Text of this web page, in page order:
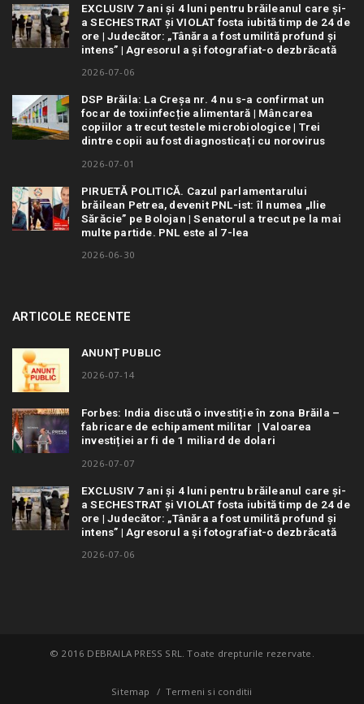
EXCLUSIV 7 ani și 4 luni pentru brăileanul care și-
a SECHESTRAT și VIOLAT fosta iubită timp de 24 de
ore | Judecător: „Tânăra a fost umilită profund și
intens” | Agresorul a și fotografiat-o dezbrăcată
2026-07-06
DSP Brăila: La Creșa nr. 4 nu s-a confirmat un
focar de toxiinfecție alimentară | Mâncarea
copiilor a trecut testele microbiologice | Trei
dintre copii au fost diagnosticați cu norovirus
2026-07-01
PIRUETĂ POLITICĂ. Cazul parlamentarului
brăilean Petrea, devenit PNL-ist: îl numea „Ilie
Sărăcie” pe Bolojan | Senatorul a trecut pe la mai
multe partide. PNL este al 7-lea
2026-06-30
ARTICOLE RECENTE
ANUNȚ PUBLIC
2026-07-14
Forbes: India discută o investiție în zona Brăila –
fabricare de echipament militar | Valoarea
investiției ar fi de 1 miliard de dolari
2026-07-07
EXCLUSIV 7 ani și 4 luni pentru brăileanul care și-
a SECHESTRAT și VIOLAT fosta iubită timp de 24 de
ore | Judecător: „Tânăra a fost umilită profund și
intens” | Agresorul a și fotografiat-o dezbrăcată
2026-07-06
© 2016 DEBRAILA PRESS SRL. Toate drepturile rezervate.
Sitemap Termeni si conditii